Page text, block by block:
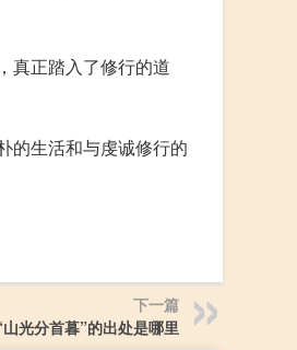
真正踏入了修行的道
的生活和与虔诚修行的
下一篇
山光分首暮”的出处是哪里